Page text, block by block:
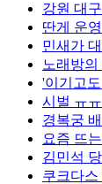
강원 대
딴게 운
민새가
노래방의
'이기고
시벌 ㅠ
경복궁
요즘 뜨
김민석
쿠크다스